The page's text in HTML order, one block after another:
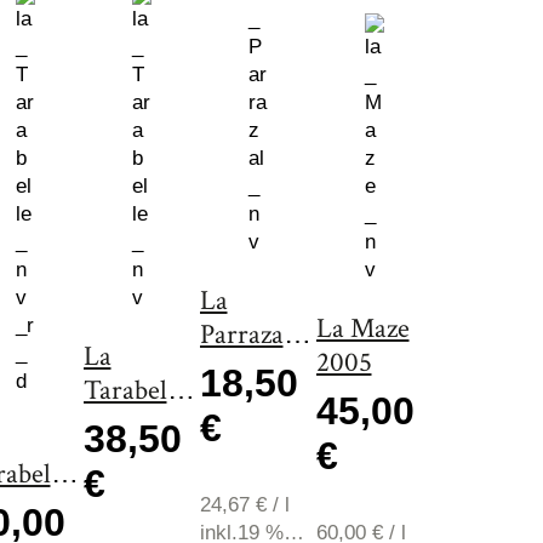
La
Tarabelle
2011
38,50
€
La
Parrazal
2010
18,50
€
24,67 €/ l
inkl.19 %
La Maze
2005
45,00
€
60,00 €/ l